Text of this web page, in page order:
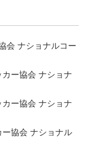
会 ナショナルコー
ー協会 ナショナ
ー協会 ナショナ
協会 ナショナル